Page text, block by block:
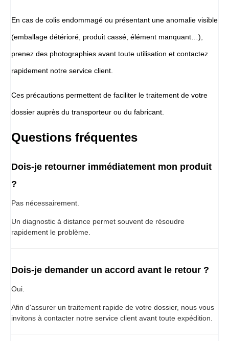
En cas de colis endommagé ou présentant une anomalie visible
(emballage détérioré, produit cassé, élément manquant…),
prenez des photographies avant toute utilisation et contactez
rapidement notre service client.
Ces précautions permettent de faciliter le traitement de votre
dossier auprès du transporteur ou du fabricant.
Questions fréquentes
Dois-je retourner immédiatement mon produit
?
Pas nécessairement.
Un diagnostic à distance permet souvent de résoudre
rapidement le problème.
Dois-je demander un accord avant le retour ?
Oui.
Afin d'assurer un traitement rapide de votre dossier, nous vous
invitons à contacter notre service client avant toute expédition.